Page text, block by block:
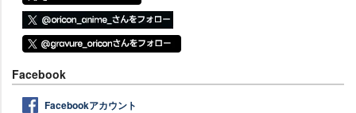
Facebook
Facebookアカウント